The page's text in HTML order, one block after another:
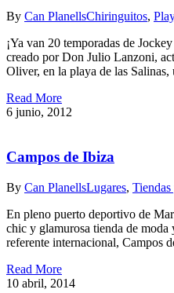
By Can PlanellsChiringuitos,
¡Ya van 20 temporadas de
creado por Don Julio Lanzoni,
Oliver, en la playa de las
Read More
6 junio, 2012
Campos de Ibiza
By Can PlanellsLugares,
En pleno puerto deportivo de
chic y glamurosa tienda de moda
referente internacional, Campos
Read More
10 abril, 2014